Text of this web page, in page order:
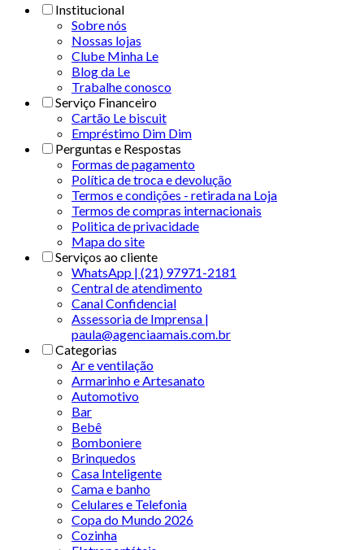
Institucional
Sobre nós
Nossas lojas
Clube Minha Le
Blog da Le
Trabalhe conosco
Serviço Financeiro
Cartão Le biscuit
Empréstimo Dim Dim
Perguntas e Respostas
Formas de pagamento
Política de troca e devolução
Termos e condições - retirada na Loja
Termos de compras internacionais
Politica de privacidade
Mapa do site
Serviços ao cliente
WhatsApp | (21) 97971-2181
Central de atendimento
Canal Confidencial
Assessoria de Imprensa |
paula@agenciaamais.com.br
Categorias
Ar e ventilação
Armarinho e Artesanato
Automotivo
Bar
Bebê
Bomboniere
Brinquedos
Casa Inteligente
Cama e banho
Celulares e Telefonia
Copa do Mundo 2026
Cozinha